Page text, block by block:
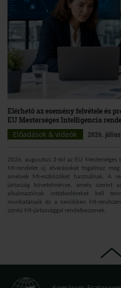
Elérhető az esemény felvétele és
EU Mesterséges Intelligencia
Előadások & videók
2026.
2026. augusztus 3-tól az EU Mesterséges
MI-rendelet új elvárásokat fogalmaz
amelyek MI-eszközöket használnak. A
jártasság követelménye, amely szerint
alkalmazóinak intézkedéseket kell
munkatársaik és a nevükben MI-
szintű MI-jártassággal rendelkezzenek.